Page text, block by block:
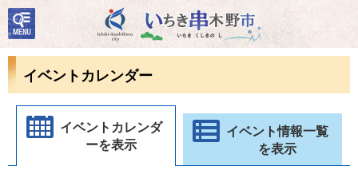
いちき串木野市
検
索・
共通
ューイベントカレンダー
イベントカレンダ
ーを表示
イベント情報一覧
を表示